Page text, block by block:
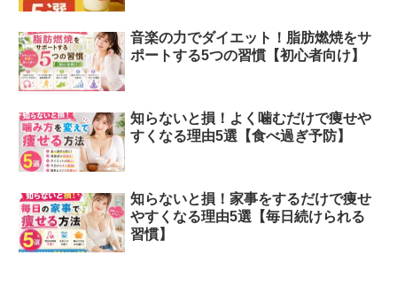
音楽の力でダイエット！脂肪燃焼をサ
ポートする5つの習慣【初心者向け】
知らないと損！よく噛むだけで痩せや
すくなる理由5選【食べ過ぎ予防】
知らないと損！家事をするだけで痩せ
やすくなる理由5選【毎日続けられる
習慣】